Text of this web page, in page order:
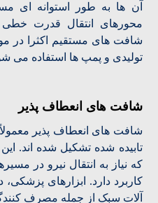
آن ها به طور استوانه ای
محورهای انتقال قدرت
شافت های مستقیم اکثرا در
تولیدی و پمپ ها استفاده می
شافت های انعطاف پذیر
شافت های انعطاف پذیر
تابیده شده تشکیل شده اند.
که نیاز به انتقال نیرو در
کاربرد دارد. ابزارهای
آلات سبک از جمله مصرف